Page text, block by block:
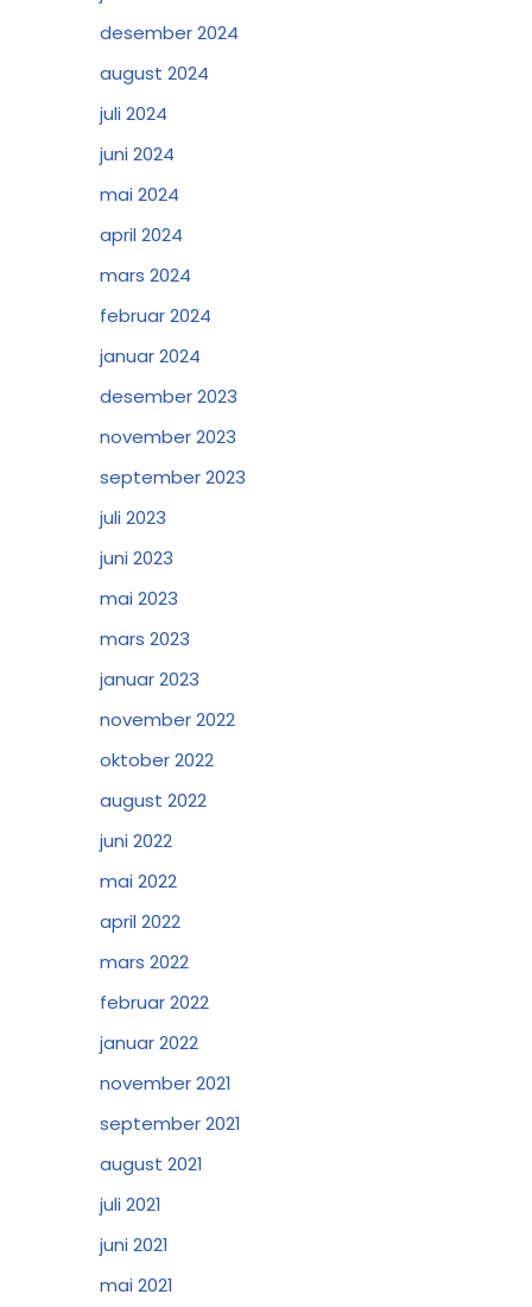
desember 2024
august 2024
juli 2024
juni 2024
mai 2024
april 2024
mars 2024
februar 2024
januar 2024
desember 2023
november 2023
september 2023
juli 2023
juni 2023
mai 2023
mars 2023
januar 2023
november 2022
oktober 2022
august 2022
juni 2022
mai 2022
april 2022
mars 2022
februar 2022
januar 2022
november 2021
september 2021
august 2021
juli 2021
juni 2021
mai 2021